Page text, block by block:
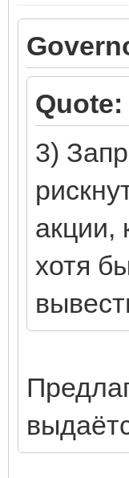
Quote:
3)
акции,
хотя